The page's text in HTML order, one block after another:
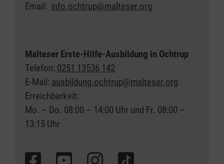
Email: info.ochtrup@malteser.org
Malteser Erste-Hilfe-Ausbildung in Ochtrup
Telefon: 0251 13536 142
E-Mail: ausbildung.ochtrup@malteser.org
Erreichbarkeit:
Mo. – Do. 08:00 – 14:00 Uhr und Fr. 08:00 –
13:15 Uhr